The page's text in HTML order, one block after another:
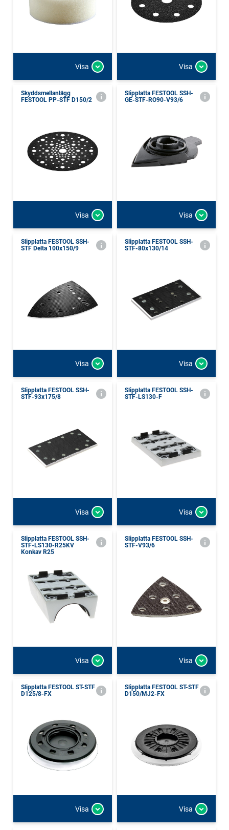
Visa Visa
Skyddsmellanlägg
FESTOOL PP-STF D150/2
Visa
Slipplatta FESTOOL SSH-
GE-STF-RO90-V93/6
Visa
Slipplatta FESTOOL SSH-
STF Delta 100x150/9
Visa
Slipplatta FESTOOL SSH-
STF-80x130/14
Visa
Slipplatta FESTOOL SSH-
STF-93x175/8
Visa
Slipplatta FESTOOL SSH-
STF-LS130-F
Visa
Slipplatta FESTOOL SSH-
STF-LS130-R25KV
Konkav R25
Visa
Slipplatta FESTOOL SSH-
STF-V93/6
Visa
Slipplatta FESTOOL ST-STF
D125/8-FX
Visa
Slipplatta FESTOOL ST-STF
D150/MJ2-FX
Visa